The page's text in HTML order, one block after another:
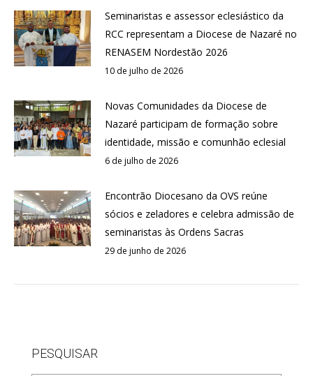
Seminaristas e assessor eclesiástico da
RCC representam a Diocese de Nazaré no
RENASEM Nordestão 2026
10 de julho de 2026
Novas Comunidades da Diocese de
Nazaré participam de formação sobre
identidade, missão e comunhão eclesial
6 de julho de 2026
Encontrão Diocesano da OVS reúne
sócios e zeladores e celebra admissão de
seminaristas às Ordens Sacras
29 de junho de 2026
PESQUISAR